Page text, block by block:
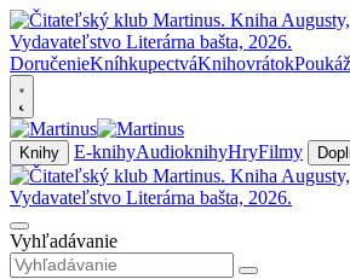
DoručenieKníhkupectváKnihovrátok
Knihy E-knihyAudioknihyHryFilmy
Vyhľadávanie